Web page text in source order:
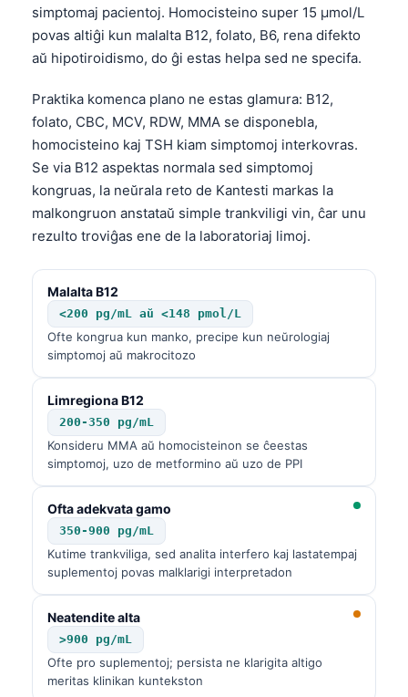
simptomaj pacientoj. Homocisteino super 15 µmol/L
povas altiĝi kun malalta B12, folato, B6, rena difekto
aŭ hipotiroidismo, do ĝi estas helpa sed ne specifa.
Praktika komenca plano ne estas glamura: B12,
folato, CBC, MCV, RDW, MMA se disponebla,
homocisteino kaj TSH kiam simptomoj interkovras.
Se via B12 aspektas normala sed simptomoj
kongruas, la neŭrala reto de Kantesti markas la
malkongruon anstataŭ simple trankviligi vin, ĉar unu
rezulto troviĝas ene de la laboratoriaj limoj.
Malalta B12
<200 pg/mL aŭ <148 pmol/L
Ofte kongrua kun manko, precipe kun neŭrologiaj
simptomoj aŭ makrocitozo
Limregiona B12
200-350 pg/mL
Konsideru MMA aŭ homocisteinon se ĉeestas
simptomoj, uzo de metformino aŭ uzo de PPI
Ofta adekvata gamo
350-900 pg/mL
Kutime trankviliga, sed analita interfero kaj lastatempaj
suplementoj povas malklarigi interpretadon
Neatendite alta
>900 pg/mL
Ofte pro suplementoj; persista ne klarigita altigo
meritas klinikan kuntekston